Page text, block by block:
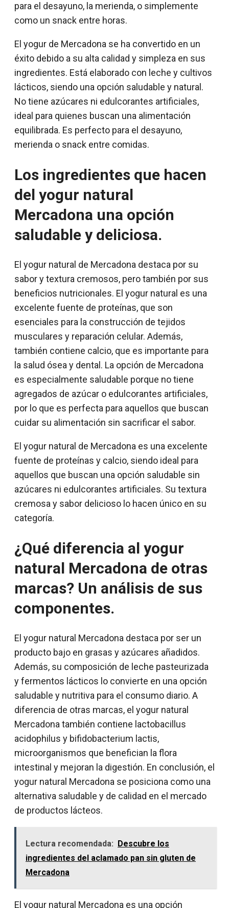
para el desayuno, la merienda, o simplemente
como un snack entre horas.
El yogur de Mercadona se ha convertido en un
éxito debido a su alta calidad y simpleza en sus
ingredientes. Está elaborado con leche y cultivos
lácticos, siendo una opción saludable y natural.
No tiene azúcares ni edulcorantes artificiales,
ideal para quienes buscan una alimentación
equilibrada. Es perfecto para el desayuno,
merienda o snack entre comidas.
Los ingredientes que hacen
del yogur natural
Mercadona una opción
saludable y deliciosa.
El yogur natural de Mercadona destaca por su
sabor y textura cremosos, pero también por sus
beneficios nutricionales. El yogur natural es una
excelente fuente de proteínas, que son
esenciales para la construcción de tejidos
musculares y reparación celular. Además,
también contiene calcio, que es importante para
la salud ósea y dental. La opción de Mercadona
es especialmente saludable porque no tiene
agregados de azúcar o edulcorantes artificiales,
por lo que es perfecta para aquellos que buscan
cuidar su alimentación sin sacrificar el sabor.
El yogur natural de Mercadona es una excelente
fuente de proteínas y calcio, siendo ideal para
aquellos que buscan una opción saludable sin
azúcares ni edulcorantes artificiales. Su textura
cremosa y sabor delicioso lo hacen único en su
categoría.
¿Qué diferencia al yogur
natural Mercadona de otras
marcas? Un análisis de sus
componentes.
El yogur natural Mercadona destaca por ser un
producto bajo en grasas y azúcares añadidos.
Además, su composición de leche pasteurizada
y fermentos lácticos lo convierte en una opción
saludable y nutritiva para el consumo diario. A
diferencia de otras marcas, el yogur natural
Mercadona también contiene lactobacillus
acidophilus y bifidobacterium lactis,
microorganismos que benefician la flora
intestinal y mejoran la digestión. En conclusión, el
yogur natural Mercadona se posiciona como una
alternativa saludable y de calidad en el mercado
de productos lácteos.
Lectura recomendada: Descubre los
ingredientes del aclamado pan sin gluten de
Mercadona
El yogur natural Mercadona es una opción